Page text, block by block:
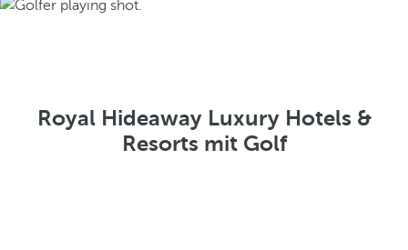
Royal Hideaway Luxury Hotels &
Resorts mit Golf